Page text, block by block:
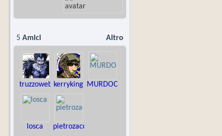
Altro
5 Amici
truzzoweb kerryking MURDOCK76
losca pietrozaccheo